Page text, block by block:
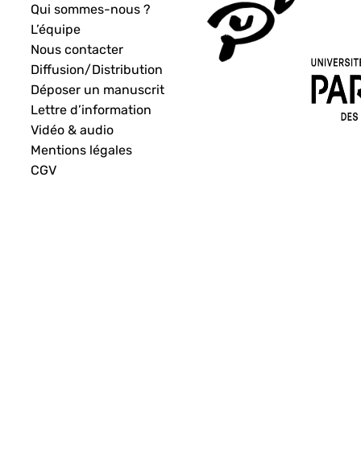
Qui sommes-nous ?
L’équipe
Nous contacter
Diffusion/Distribution
Déposer un manuscrit
Lettre d’information
Vidéo & audio
Mentions légales
CGV